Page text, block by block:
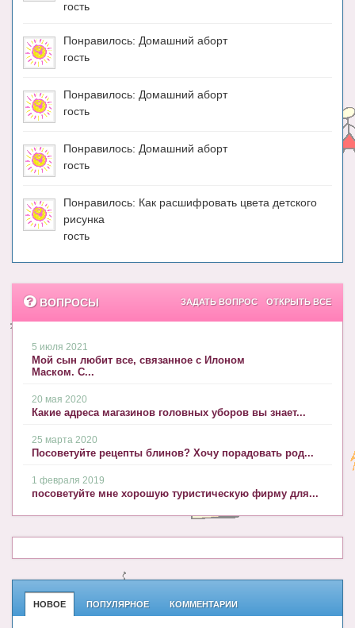
гость
Понравилось: Домашний аборт
гость
Понравилось: Домашний аборт
гость
Понравилось: Домашний аборт
гость
Понравилось: Как расшифровать цвета детского
рисунка
гость
ВОПРОСЫ ОТКРЫТЬ ВСЕ
ЗАДАТЬ ВОПРОС
5 июля 2021
Мой сын любит все, связанное с Илоном
Маском. С...
20 мая 2020
Какие адреса магазинов головных уборов вы знает...
25 марта 2020
Посоветуйте рецепты блинов? Хочу порадовать род...
1 февраля 2019
посоветуйте мне хорошую туристическую фирму для...
НОВОЕ ПОПУЛЯРНОЕ КОММЕНТАРИИ